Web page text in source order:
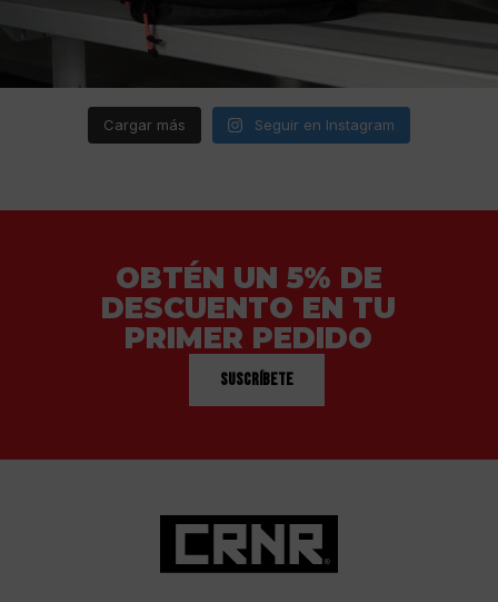
Cargar más Seguir en Instagram
OBTÉN UN 5% DE
DESCUENTO EN TU
PRIMER PEDIDO
Suscríbete